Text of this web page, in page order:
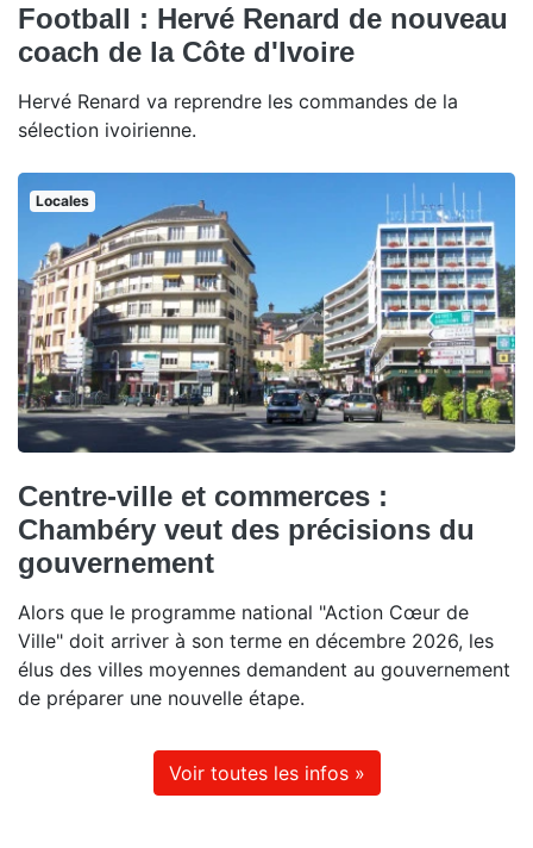
Football : Hervé Renard de nouveau
coach de la Côte d'Ivoire
Hervé Renard va reprendre les commandes de la
sélection ivoirienne.
Locales
Centre-ville et commerces :
Chambéry veut des précisions du
gouvernement
Alors que le programme national "Action Cœur de
Ville" doit arriver à son terme en décembre 2026, les
élus des villes moyennes demandent au gouvernement
de préparer une nouvelle étape.
Voir toutes les infos »